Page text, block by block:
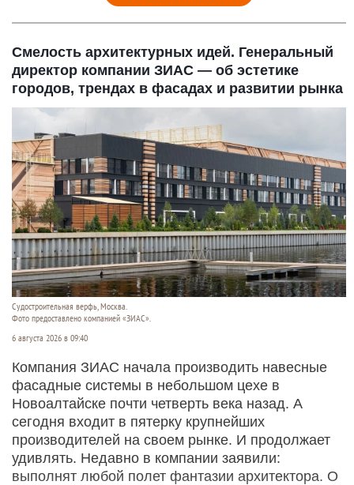
Смелость архитектурных идей. Генеральный
директор компании ЗИАС — об эстетике
городов, трендах в фасадах и развитии рынка
Судостроитель­ная верфь, Москва.
Фото предоставлено компанией «ЗИАС».
6 августа 2026 в 09:40
Компания ЗИАС начала производить навесные
фасадные системы в небольшом цехе в
Новоалтайске почти четверть века назад. А
сегодня входит в пятерку крупнейших
производителей на своем рынке. И продолжает
удивлять. Недавно в компании заявили:
выполнят любой полет фантазии архитектора. О